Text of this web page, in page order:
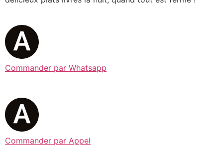
Commander par Whatsapp
Commander par Appel